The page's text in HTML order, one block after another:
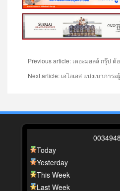
Previous article: เดอะมอลล์ กรุ๊ป
Next article: เอไอเอส แบ่งเบาภ
0034948
Today
Yesterday
This Week
Last Week